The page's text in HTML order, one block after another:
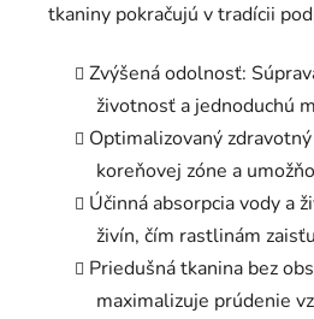
tkaniny pokračujú v tradícii
Zvýšená odolnosť:
životnosť a jednoduchú
Optimalizovaný
koreňovej zóne a
Účinná absorpcia vody a
živín, čím rastlinám
Priedušná tkanina bez
maximalizuje prúdenie